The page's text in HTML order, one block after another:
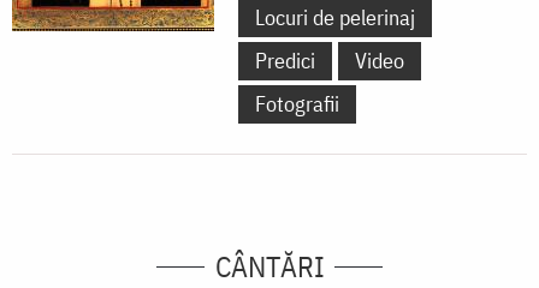
Locuri de pelerinaj
Predici
Video
Fotografii
CÂNTĂRI